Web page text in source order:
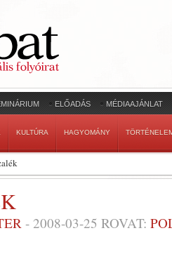
ELŐADÁS MÉDIAAJÁNLAT
KULTÚRA HAGYOMÁNY
- 2008-03-25 ROVAT: